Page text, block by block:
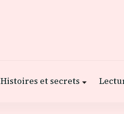
Histoires et secrets